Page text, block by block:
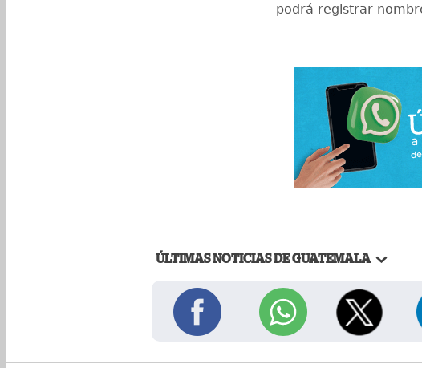
podrá registrar
ÚLTIMAS NOTICIAS DE GUATEMALA